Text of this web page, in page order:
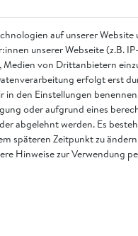
auf unserer
unserer Webseite (z.B.
Medien von Drittanbietern
erfolgt erst
in den Einstellungen
oder aufgrund eines
abgelehnt werden. Es
späteren Zeitpunkt zu
Hinweise zur Verwendung